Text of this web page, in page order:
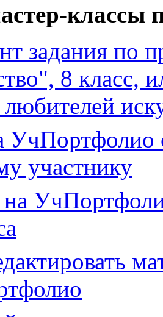
классы
задания по
8 класс,
УчПортфолио
участнику
на